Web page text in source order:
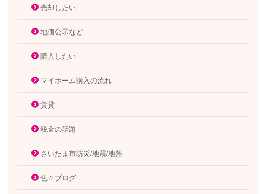
売却したい
地価公示など
購入したい
マイホーム購入の流れ
賃貸
税金の話題
さいたま市防災/地震/地盤
色々ブログ